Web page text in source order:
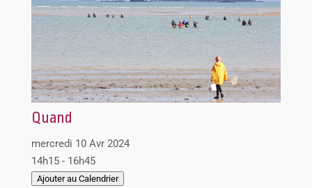
Quand
mercredi 10 Avr 2024
14h15 - 16h45
Ajouter au Calendrier